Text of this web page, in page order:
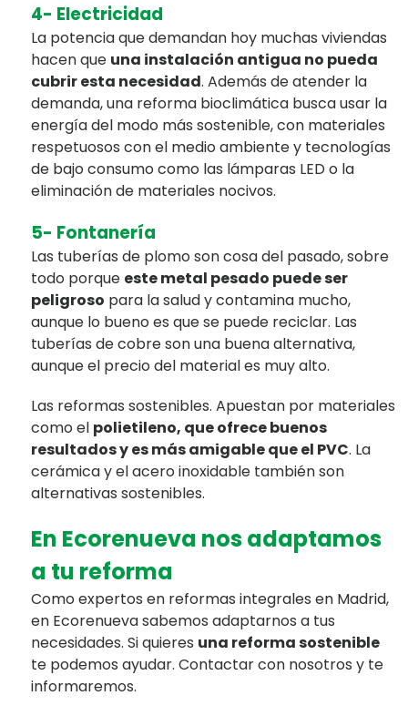
4- Electricidad
La potencia que demandan hoy muchas viviendas
hacen que una instalación antigua no pueda
cubrir esta necesidad. Además de atender la
demanda, una reforma bioclimática busca usar la
energía del modo más sostenible, con materiales
respetuosos con el medio ambiente y tecnologías
de bajo consumo como las lámparas LED o la
eliminación de materiales nocivos.
5- Fontanería
Las tuberías de plomo son cosa del pasado, sobre
todo porque este metal pesado puede ser
peligroso para la salud y contamina mucho,
aunque lo bueno es que se puede reciclar. Las
tuberías de cobre son una buena alternativa,
aunque el precio del material es muy alto.
Las reformas sostenibles. Apuestan por materiales
como el polietileno, que ofrece buenos
resultados y es más amigable que el PVC. La
cerámica y el acero inoxidable también son
alternativas sostenibles.
En Ecorenueva nos adaptamos
a tu reforma
Como expertos en reformas integrales en Madrid,
en Ecorenueva sabemos adaptarnos a tus
necesidades. Si quieres una reforma sostenible
te podemos ayudar. Contactar con nosotros y te
informaremos.